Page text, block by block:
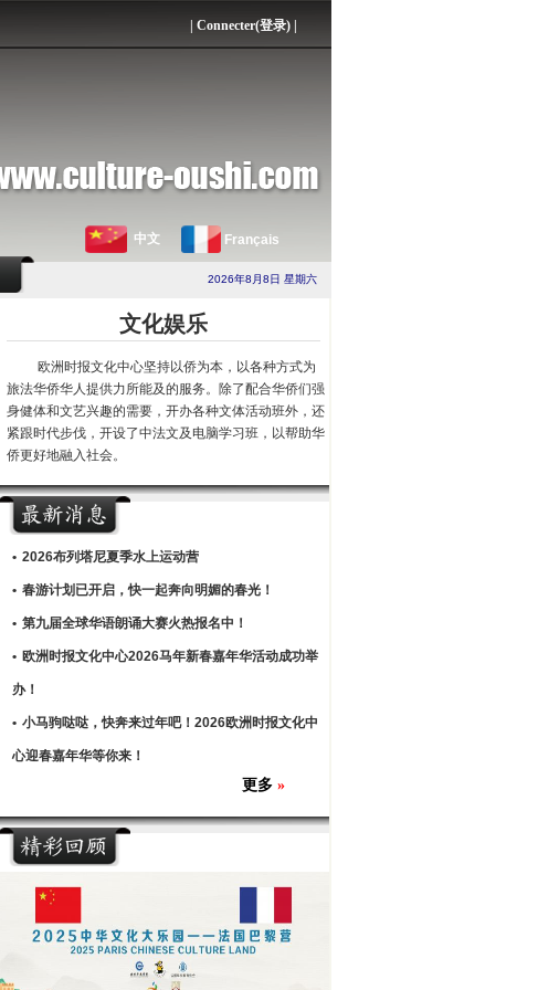
Connecter(登录)
中文 Français
2026年8月8日 星期六
文化娱乐
欧洲时报文化中心坚持以侨为本，以各种方式为
旅法华侨华人提供力所能及的服务。除了配合华侨们强
身健体和文艺兴趣的需要，开办各种文体活动班外，还
紧跟时代步伐，开设了中法文及电脑学习班，以帮助华
侨更好地融入社会。
• 2026布列塔尼夏季水上运动营
• 春游计划已开启，快一起奔向明媚的春光！
• 第九届全球华语朗诵大赛火热报名中！
• 欧洲时报文化中心2026马年新春嘉年华活动成功举
办！
• 小马驹哒哒，快奔来过年吧！2026欧洲时报文化中
心迎春嘉年华等你来！
更多 »